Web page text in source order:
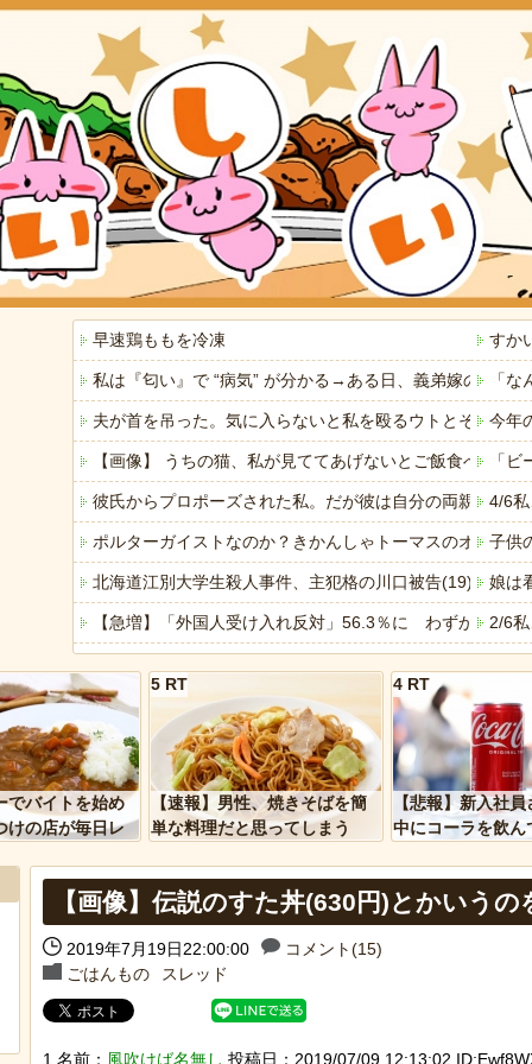
早速鶏ももを冷凍
私は『匂い』で “病気” が分かる→ある日、義弟嫁の子供
夫が首を吊った。気に入らないと私を殴るウトとそれを
【画像】 うちの猫、私が見ててあげないとご飯食べない
彼氏からプロポーズされた私。だが彼は自分の両親に私
ポルターガイストなのか？きかんしゃトーマスのオモチャ
北海道江別大学生殺人事件、主犯格の川口被告(19)に無期
【急増】「外国人受け入れ反対」56.3％に わずか2年で
「ぞわっとした…」カルディで売っているコーヒーのパッ
「アメリカのヤンキーがアジア人にケンカを売った結果
「あなたはアメリカを愛していますか」「はい」トラン
ヒーローのサバイバルアクション Siege Survivors
【中国】パトカーの前で好演技www当たり屋やお煽り運
すか
「
今年
「
4/6
子供
娘は
2/6
長友
近所
す
電車
【悲
でバイトを始め
けの店が毎日レ
5 RT
【速報】男性、焼きそばを簡
単な料理だと思ってしまう
4 RT
【悲報】新入社
中にコーラを飲ん
【画像】伝説のすた丼(630円)とかいう
2019年7月19日22:00:00
コメント(15)
ごはんもの
スレッド
1 名前： 風吹けば名無し 投稿日：2019/07/09 12:13:02